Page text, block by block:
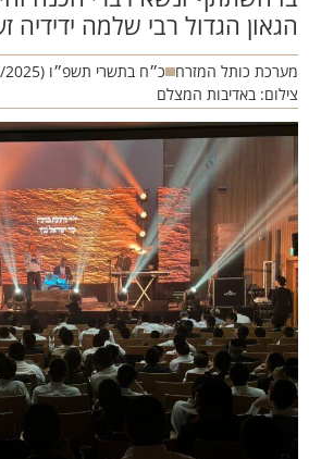
הגדול רבי שלמה ידידיה
כותל המזרח כ״ח בתשרי תשפ״ו (20/10/2025)
באדיבות המצלם